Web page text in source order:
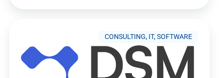
CONSULTING, IT, SOFTWARE